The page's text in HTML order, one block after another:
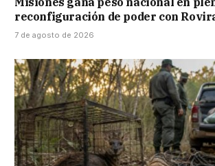
reconfiguración de poder con
7 de agosto de 2026